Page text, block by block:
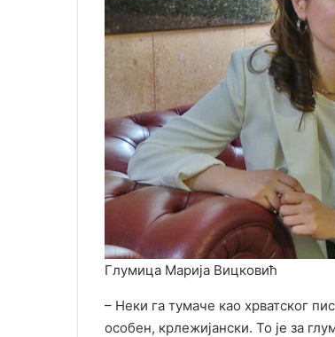
Глумица Марија Вицковић
– Неки га тумаче као хрватског
особен, крлежијански. То је за